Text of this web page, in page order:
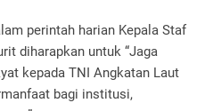
perintah harian Kepala Staf
diharapkan untuk “Jaga
kepada TNI Angkatan Laut
bagi institusi,